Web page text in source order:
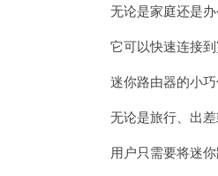
无论是家庭还是办
它可以快速连接到
迷你路由器的小巧
无论是旅行、出差
用户只需要将迷你